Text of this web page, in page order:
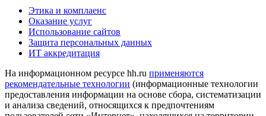
Этика и комплаенс
Оказание услуг
Использование сайтов
Защита персональных данных
ИТ аккредитация
На информационном ресурсе hh.ru применяются
рекомендательные технологии (информационные технологии
предоставления информации на основе сбора, систематизации
и анализа сведений, относящихся к предпочтениям